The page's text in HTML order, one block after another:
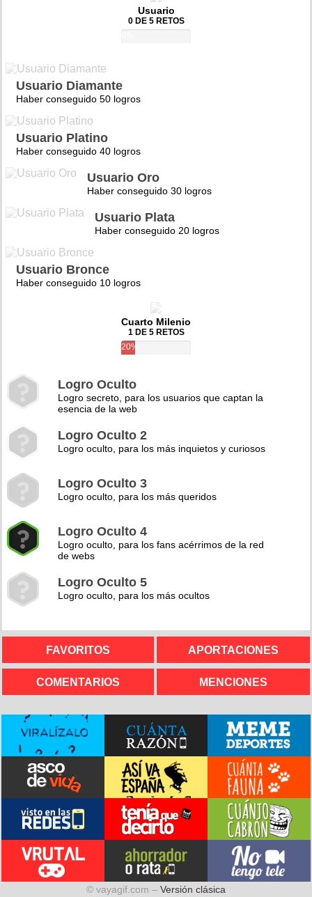
Usuario
0 DE 5 RETOS
Usuario Diamante
Haber conseguido 50 logros
Usuario Platino
Haber conseguido 40 logros
Usuario Oro
Haber conseguido 30 logros
Usuario Plata
Haber conseguido 20 logros
Usuario Bronce
Haber conseguido 10 logros
Cuarto Milenio
1 DE 5 RETOS
20%
Logro Oculto
Logro secreto, para los usuarios que captan la
esencia de la web
Logro Oculto 2
Logro oculto, para los más inquietos y curiosos
Logro Oculto 3
Logro oculto, para los más queridos
Logro Oculto 4
Logro oculto, para los fans acérrimos de la red
de webs
Logro Oculto 5
Logro oculto, para los más ocultos
FAVORITOS APORTACIONES
COMENTARIOS MENCIONES
© vayagif.com – Versión clásica